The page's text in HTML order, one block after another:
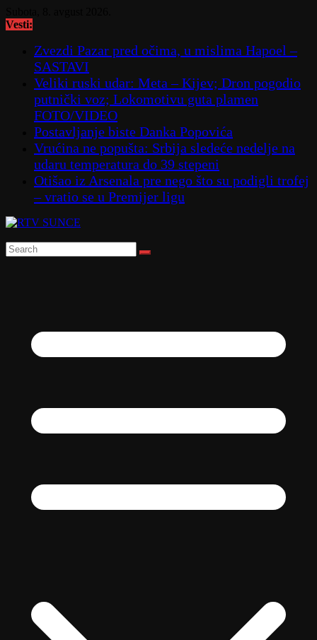
to
Vesti:
Zvezdi Pazar pred očima, u mislima Hapoel –
SASTAVI
Veliki ruski udar: Meta – Kijev; Dron pogodio
putnički voz; Lokomotivu guta plamen
FOTO/VIDEO
Postavljanje biste Danka Popovića
Vrućina ne popušta: Srbija sledeće nedelje na
udaru temperatura do 39 stepeni
Otišao iz Arsenala pre nego što su podigli trofej
– vratio se u Premijer ligu